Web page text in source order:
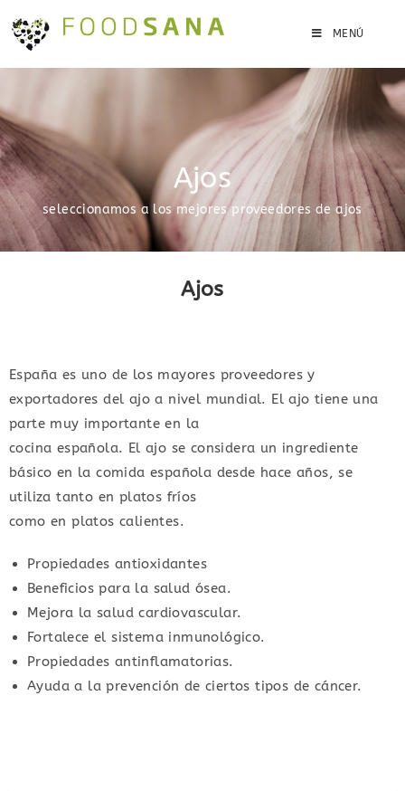
MENÚ
Ajos
seleccionamos a los mejores proveedores de ajos
Ajos
España es uno de los mayores proveedores y
exportadores del ajo a nivel mundial. El ajo tiene una
parte muy importante en la
cocina española. El ajo se considera un ingrediente
básico en la comida española desde hace años, se
utiliza tanto en platos fríos
como en platos calientes.
Propiedades antioxidantes
Beneficios para la salud ósea.
Mejora la salud cardiovascular.
Fortalece el sistema inmunológico.
Propiedades antinflamatorias.
Ayuda a la prevención de ciertos tipos de cáncer.